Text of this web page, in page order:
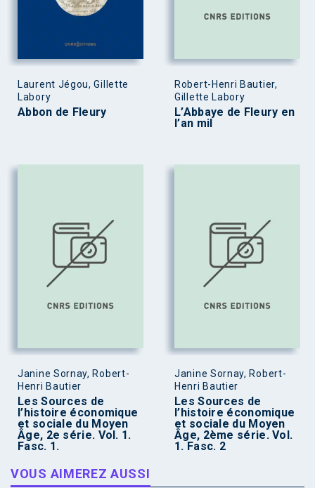
Laurent Jégou, Gillette
Labory
Abbon de Fleury
Robert-Henri Bautier,
Gillette Labory
L’Abbaye de Fleury en
l’an mil
Janine Sornay, Robert-
Henri Bautier
Les Sources de
l’histoire économique
et sociale du Moyen
Âge, 2e série. Vol. 1.
Fasc. 1.
Janine Sornay, Robert-
Henri Bautier
Les Sources de
l’histoire économique
et sociale du Moyen
Âge, 2ème série. Vol.
1. Fasc. 2
VOUS AIMEREZ AUSSI